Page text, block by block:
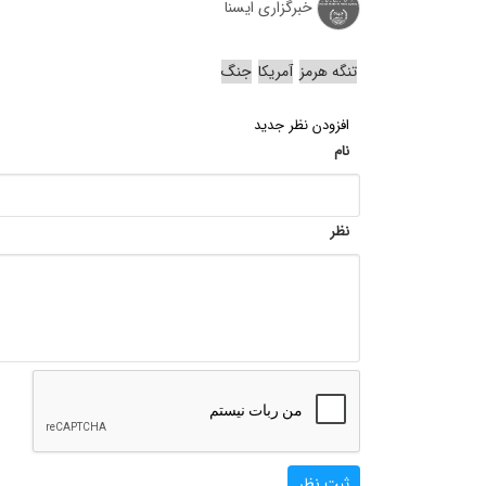
خبرگزاری ایسنا
تنگه هرمز آمریکا جنگ
افزودن نظر جدید
نام
نظر